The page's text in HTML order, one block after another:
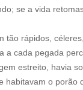
se a vida
tão rápidos,
a cada pegada
estreito, havia
habitavam o porão